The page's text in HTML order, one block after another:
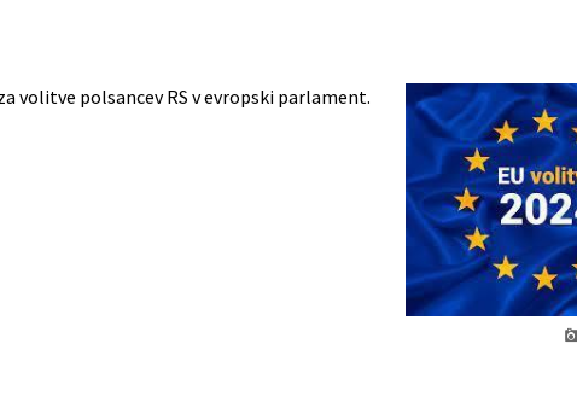
volitve polsancev RS v evropski parlament.